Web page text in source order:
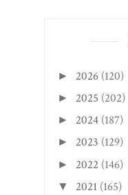
► 2026 (120)
► 2025 (202)
► 2024 (187)
► 2023 (129)
► 2022 (146)
▼ 2021 (165)